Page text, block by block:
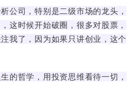
公司，特别是二级市场的龙头，
这时候开始破圈，很多对股票，
我了，因为如果只讲创业，这个
的哲学，用投资思维看待一切，